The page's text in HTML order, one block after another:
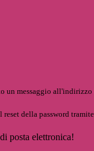
un messaggio
della password
posta elettronica!